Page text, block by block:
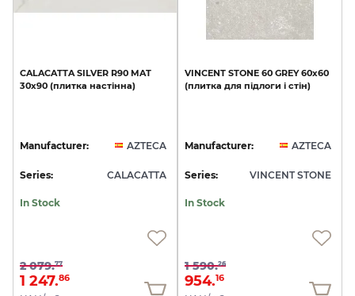
CALACATTA SILVER R90 MAT
30х90 (плитка настінна)
Manufacturer: AZTECA
Series: CALACATTA
In Stock
2 079.77
1 247.86
VINCENT STONE 60 GREY 60x60
(плитка для підлоги і стін)
Manufacturer: AZTECA
Series: VINCENT STONE
In Stock
1 590.26
954.16